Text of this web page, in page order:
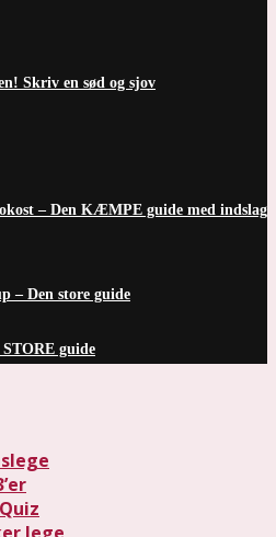
Skriv en sød og sjov
– Den KÆMPE guide med indslag
– Den store guide
STORE guide